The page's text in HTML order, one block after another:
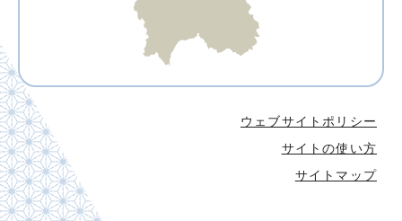
ウェブサイトポリシー
サイトの使い方
サイトマップ